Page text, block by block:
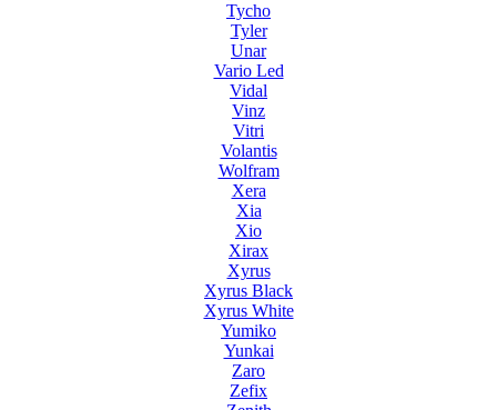
Tycho
Tyler
Unar
Vario Led
Vidal
Vinz
Vitri
Volantis
Wolfram
Xera
Xia
Xio
Xirax
Xyrus
Xyrus Black
Xyrus White
Yumiko
Yunkai
Zaro
Zefix